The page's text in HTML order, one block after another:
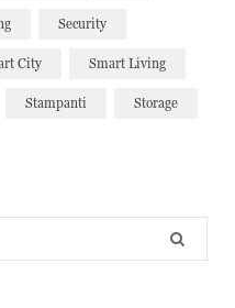
Security
City Smart Living
Stampanti Storage